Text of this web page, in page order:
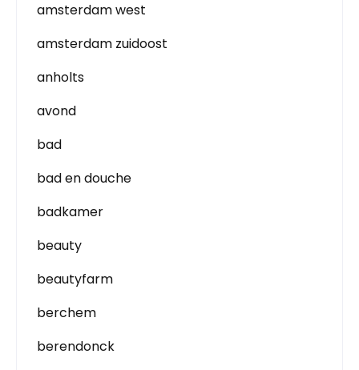
amsterdam west
amsterdam zuidoost
anholts
avond
bad
bad en douche
badkamer
beauty
beautyfarm
berchem
berendonck